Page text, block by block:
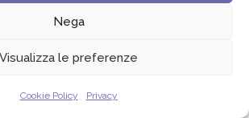
Nega
Visualizza le preferenze
Cookie Policy Privacy
Comunica – All rights reserved